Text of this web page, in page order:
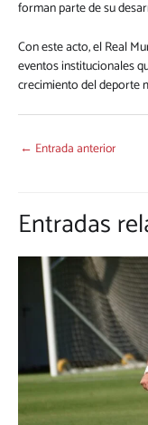
forman parte de su
Con este acto, el Real
eventos institucionales
crecimiento del deporte
← Entrada anterior
Entradas